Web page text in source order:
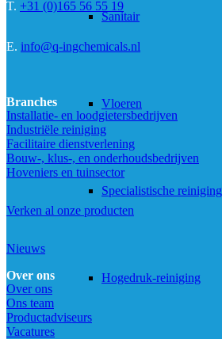
Sanitair
Vloeren
Specialistische reiniging
Hogedruk-reiniging
T. +31 (0)165 56 55 19
E. info@q-ingchemicals.nl
Branches
Installatie- en loodgietersbedrijven
Industriële reiniging
Facilitaire dienstverlening
Bouw-, klus-, en onderhoudsbedrijven
Hoveniers en tuinsector
Verken al onze producten
Nieuws
Over ons
Over ons
Ons team
Productadviseurs
Vacatures